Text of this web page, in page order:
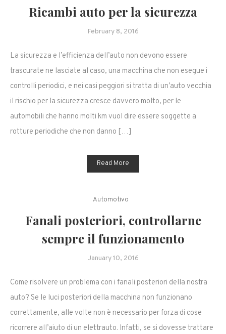
Ricambi auto per la sicurezza
February 8, 2016
La sicurezza e l’efficienza dell’auto non devono essere
trascurate ne lasciate al caso, una macchina che non esegue i
controlli periodici, e nei casi peggiori si tratta di un’auto vecchia
il rischio per la sicurezza cresce davvero molto, per le
automobili che hanno molti km vuol dire essere soggette a
rotture periodiche che non danno […]
Read More
Automotivo
Fanali posteriori, controllarne
sempre il funzionamento
January 10, 2016
Come risolvere un problema con i fanali posteriori della nostra
auto? Se le luci posteriori della macchina non funzionano
correttamente, alle volte non è necessario per forza di cose
ricorrere all’aiuto di un elettrauto. Infatti, se si dovesse trattare